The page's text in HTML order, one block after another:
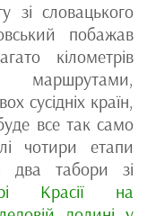
зі словацького
побажав
кілометрів
сусідніх країн,
все так само
чотири етапи
два табори зі
Красії на